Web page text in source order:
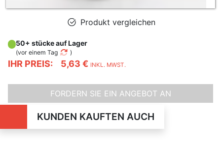
Produkt vergleichen
IHR PREIS: 5,63 € INKL. MWST.
50+ stücke auf Lager
(vor einem Tag )
FORDERN SIE EIN ANGEBOT AN
KUNDEN KAUFTEN AUCH